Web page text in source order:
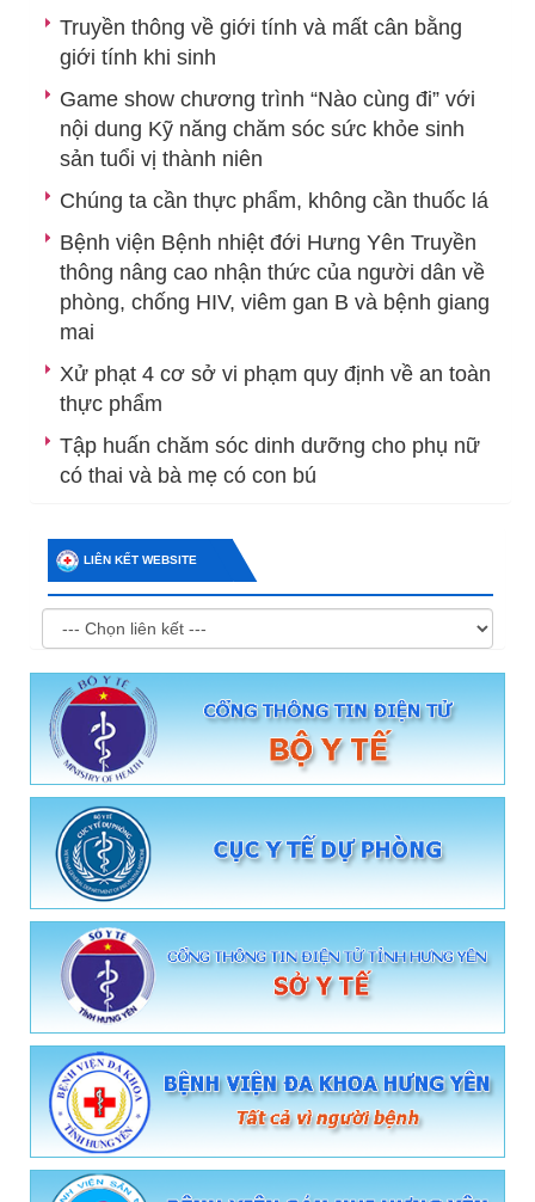
Truyền thông về giới tính và mất cân bằng
giới tính khi sinh
Game show chương trình “Nào cùng đi” với
nội dung Kỹ năng chăm sóc sức khỏe sinh
sản tuổi vị thành niên
Chúng ta cần thực phẩm, không cần thuốc lá
Bệnh viện Bệnh nhiệt đới Hưng Yên Truyền
thông nâng cao nhận thức của người dân về
phòng, chống HIV, viêm gan B và bệnh giang
mai
Xử phạt 4 cơ sở vi phạm quy định về an toàn
thực phẩm
Tập huấn chăm sóc dinh dưỡng cho phụ nữ
có thai và bà mẹ có con bú
LIÊN KẾT WEBSITE